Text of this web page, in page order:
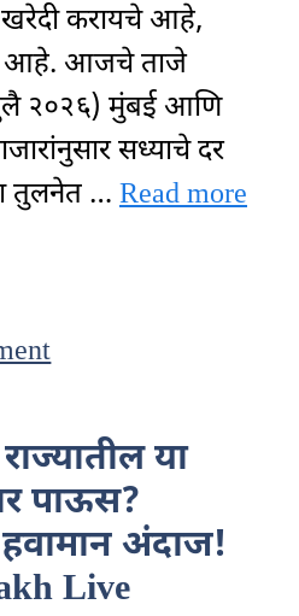
करायचे आहे,
आहे. आजचे ताजे
२०२६) मुंबई आणि
सध्याचे दर
तुलनेत … Read more
या
पाऊस?
अंदाज!
Live